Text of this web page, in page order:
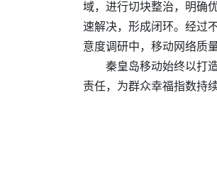
域，进行切块整治，明确
速解决，形成闭环。经过
意度调研中，移动网络质
秦皇岛移动始终以打
责任，为群众幸福指数持续